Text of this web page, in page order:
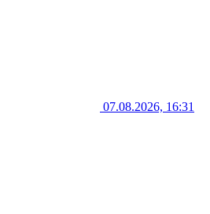
07.08.2026, 16:31